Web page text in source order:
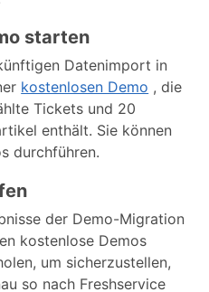
starten
Datenimport in
kostenlosen Demo , die
Tickets und 20
enthält. Sie können
durchführen.
der Demo-Migration
kostenlose Demos
um sicherzustellen,
so nach Freshservice